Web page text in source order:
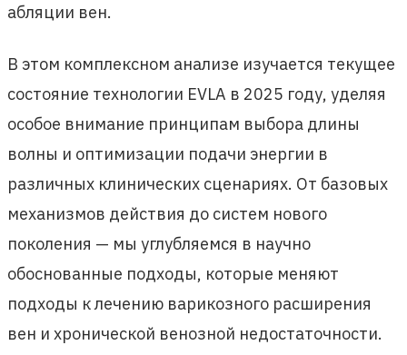
абляции вен.
В этом комплексном анализе изучается текущее
состояние технологии EVLA в 2025 году, уделяя
особое внимание принципам выбора длины
волны и оптимизации подачи энергии в
различных клинических сценариях. От базовых
механизмов действия до систем нового
поколения — мы углубляемся в научно
обоснованные подходы, которые меняют
подходы к лечению варикозного расширения
вен и хронической венозной недостаточности.